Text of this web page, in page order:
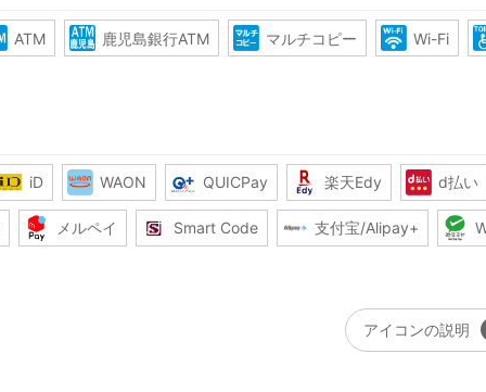
ATM 鹿児島銀行ATM マルチコピー Wi-Fi
iD WAON QUICPay 楽天Edy d払い
メルペイ Smart Code 支付宝/Alipay+
アイコンの説明